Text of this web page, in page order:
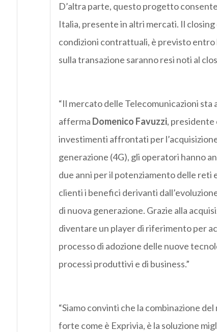
D’altra parte, questo progetto
Italia, presente in altri mercati. Il
condizioni contrattuali, è previsto entro
sulla transazione saranno resi noti al
“Il mercato delle Telecomunicazioni
afferma Domenico Favuzzi, presidente
investimenti affrontati per
generazione (4G), gli operatori hanno
due anni per il potenziamento delle reti
clienti i benefici derivanti
di nuova generazione. Grazie alla
diventare un player di riferimento per
processo di adozione delle nuove
processi produttivi e di business.”
“Siamo convinti che la combinazione
forte come è Exprivia, è la soluzione